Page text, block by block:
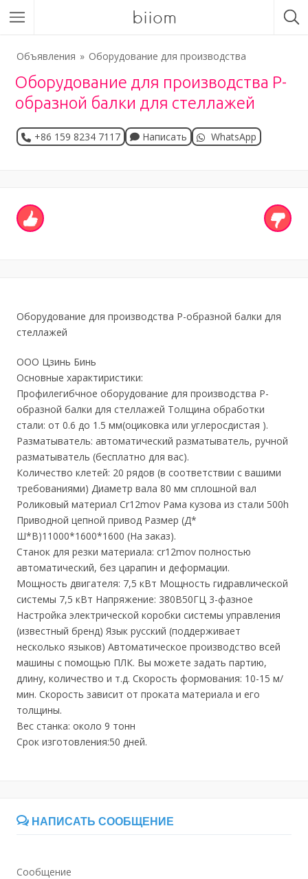
biiom
Объявления Оборудование для производства
Оборудование для производства P-
образной балки для стеллажей
+86 159 8234 7117 Написать WhatsApp
Оборудование для производства P-образной балки для
стеллажей
ООО Цзинь Бинь
Основные характиристики:
Профилегибчное оборудование для производства P-
образной балки для стеллажей Толщина обработки
стали: от 0.6 до 1.5 мм(оциковка или углеросдистая ).
Разматыватель: автоматический разматыватель, ручной
разматыватель (бесплатно для вас).
Количество клетей: 20 рядов (в соответствии с вашими
требованиями) Диаметр вала 80 мм сплошной вал
Роликовый материал Cr12mov Рама кузова из стали 500h
Приводной цепной привод Размер (Д*
Ш*В)11000*1600*1600 (На заказ).
Станок для резки материала: cr12mov полностью
автоматический, без царапин и деформации.
Мощность двигателя: 7,5 кВт Мощность гидравлической
системы 7,5 кВт Напряжение: 380В50ГЦ 3-фазное
Настройка электрической коробки системы управления
(известный бренд) Язык русский (поддерживает
несколько языков) Автоматическое производство всей
машины с помощью ПЛК. Вы можете задать партию,
длину, количество и т.д. Скорость формования: 10-15 м/
мин. Скорость зависит от проката материала и его
толщины.
Вес станка: около 9 тонн
Срок изготовления:50 дней.
НАПИСАТЬ СООБЩЕНИЕ
Сообщение